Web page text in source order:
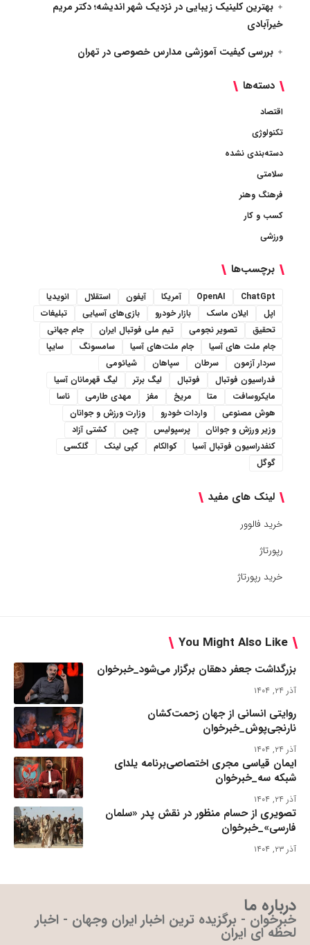
بهترین کلینیک زیبایی در نزدیک شهر اندیشه؛ دکتر مریم
خیرآبادی
بررسی کیفیت آموزشی مدارس خصوصی در تهران
دسته‌ها
اقتصاد
تکنولوژی
دسته‌بندی نشده
سلامتی
فرهنگ وهنر
کسب و کار
ورزشی
برچسب‌ها
ChatGpt
OpenAI آمریکا آیفون استقلال
انویدیا
اپل
ایلان ماسک بازار خودرو بازی‌های آسیایی
تبلیغات
تحقیق
تصویر نجومی تیم ملی فوتبال ایران
جام جهانی
جام ملت های آسیا
جام ملت‌های آسیا سامسونگ
سایپا
سردار آزمون
سرطان سپاهان
شیائومی
فدراسیون فوتبال
فوتبال لیگ برتر
لیگ قهرمانان آسیا
مایکروسافت
متا مریخ مغز مهدی طارمی
ناسا
هوش مصنوعی
واردات خودرو
وزارت ورزش و جوانان
وزیر ورزش و جوانان
پرسپولیس چین
کشتی آزاد
کنفدراسیون فوتبال آسیا
کوالکام کپی لینک
گلکسی
گوگل
لینک های مفید
خرید فالوور
رپورتاژ
خرید رپورتاژ
You Might Also Like
بزرگداشت جعفر دهقان برگزار می‌شود_خبرخوان
آذر ۲۴, ۱۴۰۴
روایتی انسانی از جهان زحمت‌کشان
نارنجی‌پوش_خبرخوان
آذر ۲۴, ۱۴۰۴
ایمان قیاسی مجری اختصاصی‌برنامه یلدای
شبکه سه_خبرخوان
آذر ۲۴, ۱۴۰۴
تصویری از حسام منظور در نقش پدر «سلمان
فارسی»_خبرخوان
آذر ۲۳, ۱۴۰۴
درباره ما
خبرخوان - برگزیده ترین اخبار ایران وجهان - اخبار
لحظه ای ایران